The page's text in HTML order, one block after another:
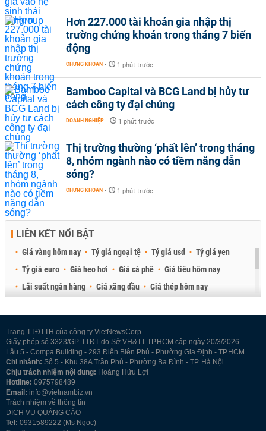
Hơn 227.000 tài khoản gia nhập thị
trường chứng khoán trong tháng 7 biến
động
CHỨNG KHOÁN - 1 phút trước
Bamboo Capital và BCG Land bị hủy tư
cách công ty đại chúng
DOANH NGHIỆP - 1 phút trước
Thị trường thường ‘phất lên’ trong tháng
8, nhóm ngành nào có tiềm năng dẫn
sóng?
CHỨNG KHOÁN - 1 phút trước
LIÊN KẾT NỔI BẬT
Giá vàng hôm nay Tỷ giá ngoại tệ Tỷ giá usd
Tỷ giá yen
Tỷ giá euro
Giá heo hơi Giá cà phê
Giá tiêu hôm nay
Lãi suất ngân hàng
Giá xăng dầu
Giá thép hôm nay
Trang TTĐTTH của công ty VietNewsCorp
Giấy phép số 3323/GP-TTĐT do Sở VH&TT TP.HCM cấp ngày 20/3/2026
Lầu 5 - Compa Building - 293 Điện Biên Phủ - Phường Gia Định - TP.HCM
Chi nhánh: Số 5 - Khu 38A Trần Phú - Phường Ba Đình - TP. Hà Nội
Chịu trách nhiệm nội dung: Hoàng Hữu Lợi
Hotline: 0975798489
Email: info@vietnambiz.vn
Trách nhiệm về thông tin
DỊCH VỤ QUẢNG CÁO
Tel: 0931589222 (Ms Ngọc)